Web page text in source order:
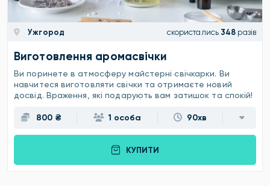
Ужгород скористались 348 разів
Виготовлення аромасвічки
Ви поринете в атмосферу майстерні свічкарки. Ви
навчитеся виготовляти свічки та отримаєте новий
досвід. Враження, які подарують вам затишок та спокій!
800 ₴ 1 особа 90хв
КУПИТИ